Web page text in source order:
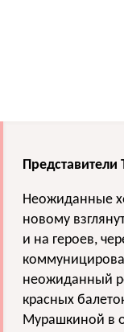
Представители
Неожиданные
новому
и на героев,
неожиданный
красных
Мурашкиной в